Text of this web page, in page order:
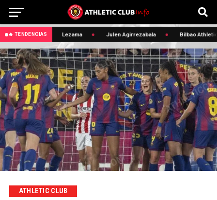
🔥 TENDENCIAS
Edin Terzic Lezama Julen Agirrezabala Bilbao Athletic
ATHLETIC CLUB